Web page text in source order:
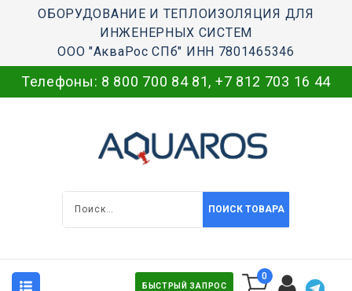
ОБОРУДОВАНИЕ И ТЕПЛОИЗОЛЯЦИЯ ДЛЯ
ИНЖЕНЕРНЫХ СИСТЕМ
ООО "АкваРос СПб" ИНН 7801465346
Телефоны: 8 800 700 84 81, +7 812 703 16 44
ПОИСК ТОВАРА
БЫСТРЫЙ ЗАПРОС
0